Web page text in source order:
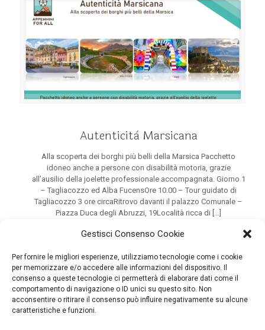
Gestisci Consenso Cookie
Per fornire le migliori esperienze, utilizziamo tecnologie come i cookie
per memorizzare e/o accedere alle informazioni del dispositivo. Il
consenso a queste tecnologie ci permetterà di elaborare dati come il
comportamento di navigazione o ID unici su questo sito. Non
acconsentire o ritirare il consenso può influire negativamente su alcune
caratteristiche e funzioni.
Autenticità Marsicana
Alla scoperta dei borghi più belli della Marsica Pacchetto
idoneo anche a persone con disabilità motoria, grazie
all’ausilio della joelette professionale accompagnata. Giorno 1
– Tagliacozzo ed Alba FucensOre 10.00 – Tour guidato di
Tagliacozzo 3 ore circaRitrovo davanti il palazzo Comunale –
Piazza Duca degli Abruzzi, 19Località ricca di […]
Carica più articoli